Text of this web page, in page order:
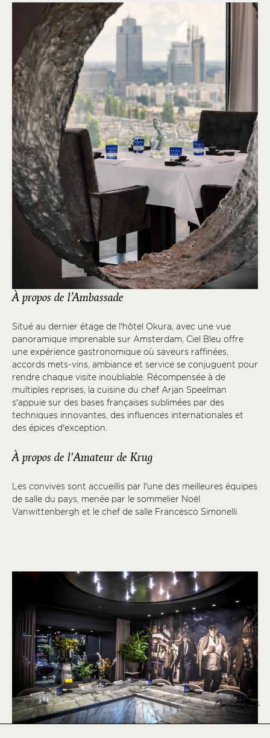
À propos de l’Ambassade
Situé au dernier étage de l’hôtel Okura, avec une vue
panoramique imprenable sur Amsterdam, Ciel Bleu offre
une expérience gastronomique où saveurs raffinées,
accords mets-vins, ambiance et service se conjuguent pour
rendre chaque visite inoubliable. Récompensée à de
multiples reprises, la cuisine du chef Arjan Speelman
s’appuie sur des bases françaises sublimées par des
techniques innovantes, des influences internationales et
des épices d’exception.
À propos de l'Amateur de Krug
Les convives sont accueillis par l’une des meilleures équipes
de salle du pays, menée par le sommelier Noël
Vanwittenbergh et le chef de salle Francesco Simonelli.
Partie 2